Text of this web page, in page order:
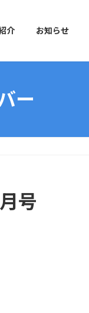
介 お知らせ
ー
号